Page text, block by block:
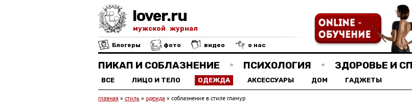
lover.ru
мужской журнал
Блогеры фото видео о нас
ПИКАП И СОБЛАЗНЕНИЕ ПСИХОЛОГИЯ ЗДОРОВЬЕ И
ВСЕ ЛИЦО И ТЕЛО ОДЕЖДА АКСЕССУАРЫ ДОМ ГАДЖЕТЫ
главная » стиль » одежда » соблазнение в стиле гламур